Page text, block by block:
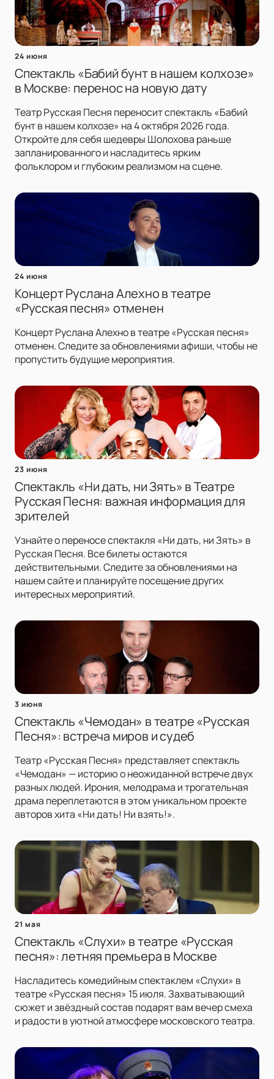
24 июня
Спектакль «Бабий бунт в нашем колхозе»
в Москве: перенос на новую дату
Театр Русская Песня переносит спектакль «Бабий
бунт в нашем колхозе» на 4 октября 2026 года.
Откройте для себя шедевры Шолохова раньше
запланированного и насладитесь ярким
фольклором и глубоким реализмом на сцене.
24 июня
Концерт Руслана Алехно в театре
«Русская песня» отменен
Концерт Руслана Алехно в театре «Русская песня»
отменен. Следите за обновлениями афиши, чтобы не
пропустить будущие мероприятия.
23 июня
Спектакль «Ни дать, ни Зять» в Театре
Русская Песня: важная информация для
зрителей
Узнайте о переносе спектакля «Ни дать, ни Зять» в
Русская Песня. Все билеты остаются
действительными. Следите за обновлениями на
нашем сайте и планируйте посещение других
интересных мероприятий.
3 июня
Спектакль «Чемодан» в театре «Русская
Песня»: встреча миров и судеб
Театр «Русская Песня» представляет спектакль
«Чемодан» — историю о неожиданной встрече двух
разных людей. Ирония, мелодрама и трогательная
драма переплетаются в этом уникальном проекте
авторов хита «Ни дать! Ни взять!».
21 мая
Спектакль «Слухи» в театре «Русская
песня»: летняя премьера в Москве
Насладитесь комедийным спектаклем «Слухи» в
театре «Русская песня» 15 июля. Захватывающий
сюжет и звёздный состав подарят вам вечер смеха
и радости в уютной атмосфере московского театра.